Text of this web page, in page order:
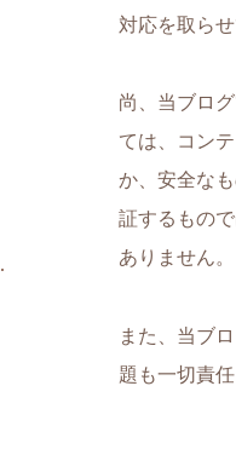
対応を取ら
尚、当ブロ
ては、コン
か、安全な
証するもの
ありません。
また、当ブ
題も一切責